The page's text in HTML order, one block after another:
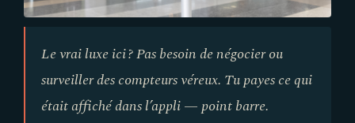
Le vrai luxe ici ? Pas besoin de négocier ou
surveiller des compteurs véreux. Tu payes ce qui
était affiché dans l’appli — point barre.